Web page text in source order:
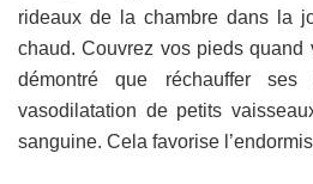
rideaux de la chambre dans la
chaud. Couvrez vos pieds
démontré que réchauffer ses
vasodilatation de petits
sanguine. Cela favorise